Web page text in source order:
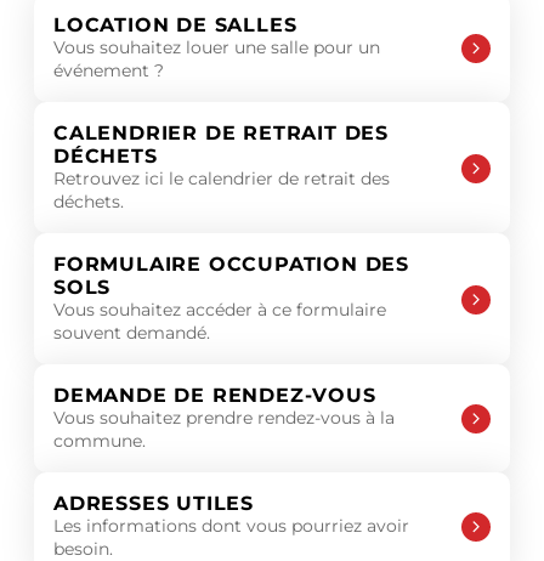
LOCATION DE SALLES
Vous souhaitez louer une salle pour un
événement ?
CALENDRIER DE RETRAIT DES
DÉCHETS
Retrouvez ici le calendrier de retrait des
déchets.
FORMULAIRE OCCUPATION DES
SOLS
Vous souhaitez accéder à ce formulaire
souvent demandé.
DEMANDE DE RENDEZ-VOUS
Vous souhaitez prendre rendez-vous à la
commune.
ADRESSES UTILES
Les informations dont vous pourriez avoir
besoin.